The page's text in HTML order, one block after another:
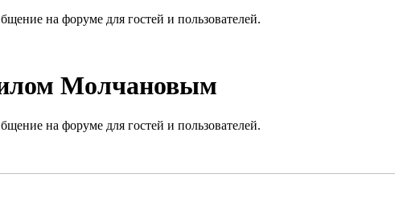
на форуме для гостей и пользователей.
Молчановым
на форуме для гостей и пользователей.